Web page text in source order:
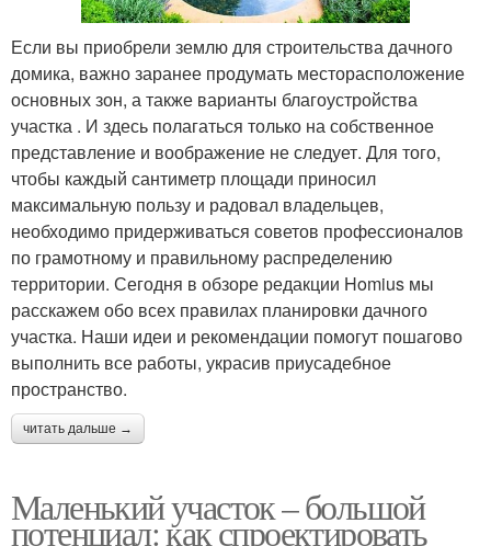
Если вы приобрели землю для строительства дачного
домика, важно заранее продумать месторасположение
основных зон, а также варианты благоустройства
участка . И здесь полагаться только на собственное
представление и воображение не следует. Для того,
чтобы каждый сантиметр площади приносил
максимальную пользу и радовал владельцев,
необходимо придерживаться советов профессионалов
по грамотному и правильному распределению
территории. Сегодня в обзоре редакции Homius мы
расскажем обо всех правилах планировки дачного
участка. Наши идеи и рекомендации помогут пошагово
выполнить все работы, украсив приусадебное
пространство.
читать дальше →
Маленький участок – большой
потенциал: как спроектировать